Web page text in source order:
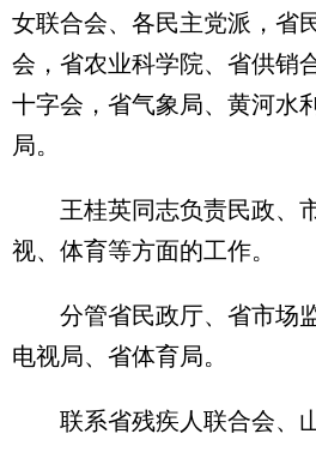
女联合会、各民主党派，省
会，省农业科学院、省供销
十字会，省气象局、黄河水
局。
王桂英同志负责民政、
视、体育等方面的工作。
分管省民政厅、省市场
电视局、省体育局。
联系省残疾人联合会、山